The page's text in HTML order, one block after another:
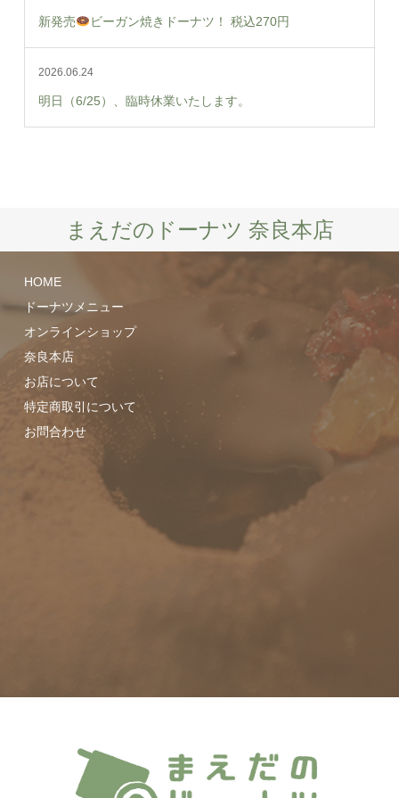
新発売 ビーガン焼きドーナツ！ 税込270円
2026.06.24
明日（6/25）、臨時休業いたします。
まえだのドーナツ 奈良本店
HOME
ドーナツメニュー
オンラインショップ
奈良本店
お店について
特定商取引について
お問合わせ